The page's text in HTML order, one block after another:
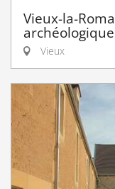
Vieux-la-
Vieux